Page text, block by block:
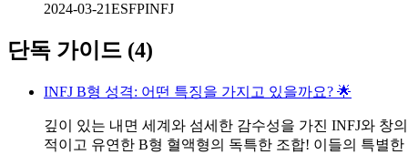
2024-03-21ESFPINFJ
단독 가이드 (4)
INFJ B형 성격: 어떤 특징을 가지고 있을까요? 🌟
깊이 있는 내면 세계와 섬세한 감수성을 가진 INFJ와 창의
적이고 유연한 B형 혈액형의 독특한 조합! 이들의 특별한